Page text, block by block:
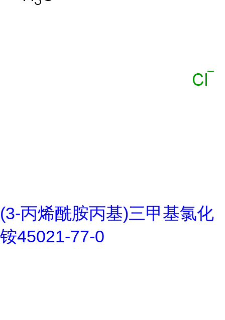
(3-丙烯酰胺丙基)三甲基氯化
铵45021-77-0